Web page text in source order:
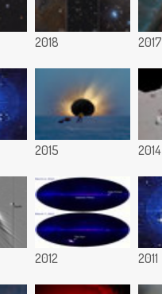
2018 2017
2015 2014
2012 2011